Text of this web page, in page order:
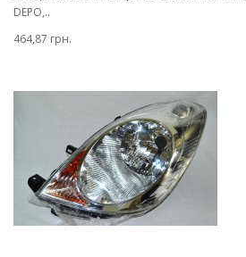
DEPO,..
464,87 грн.